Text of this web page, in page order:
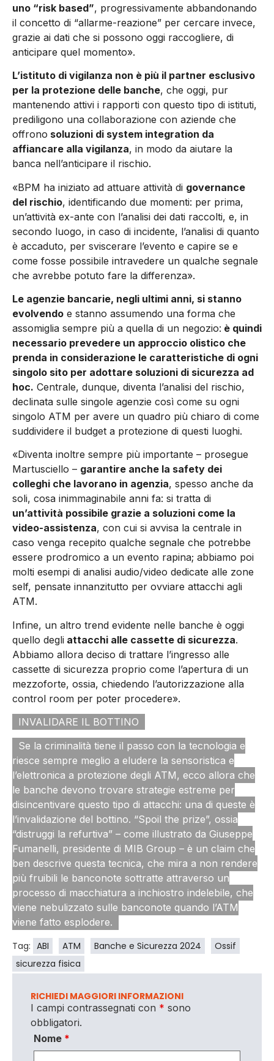
uno “risk based”, progressivamente abbandonando
il concetto di “allarme-reazione” per cercare invece,
grazie ai dati che si possono oggi raccogliere, di
anticipare quel momento».
L’istituto di vigilanza non è più il partner esclusivo
per la protezione delle banche, che oggi, pur
mantenendo attivi i rapporti con questo tipo di istituti,
prediligono una collaborazione con aziende che
offrono soluzioni di system integration da
affiancare alla vigilanza, in modo da aiutare la
banca nell’anticipare il rischio.
«BPM ha iniziato ad attuare attività di governance
del rischio, identificando due momenti: per prima,
un’attività ex-ante con l’analisi dei dati raccolti, e, in
secondo luogo, in caso di incidente, l’analisi di quanto
è accaduto, per sviscerare l’evento e capire se e
come fosse possibile intravedere un qualche segnale
che avrebbe potuto fare la differenza».
Le agenzie bancarie, negli ultimi anni, si stanno
evolvendo e stanno assumendo una forma che
assomiglia sempre più a quella di un negozio: è quindi
necessario prevedere un approccio olistico che
prenda in considerazione le caratteristiche di ogni
singolo sito per adottare soluzioni di sicurezza ad
hoc. Centrale, dunque, diventa l’analisi del rischio,
declinata sulle singole agenzie così come su ogni
singolo ATM per avere un quadro più chiaro di come
suddividere il budget a protezione di questi luoghi.
«Diventa inoltre sempre più importante – prosegue
Martusciello – garantire anche la safety dei
colleghi che lavorano in agenzia, spesso anche da
soli, cosa inimmaginabile anni fa: si tratta di
un’attività possibile grazie a soluzioni come la
video-assistenza, con cui si avvisa la centrale in
caso venga recepito qualche segnale che potrebbe
essere prodromico a un evento rapina; abbiamo poi
molti esempi di analisi audio/video dedicate alle zone
self, pensate innanzitutto per ovviare attacchi agli
ATM.
Infine, un altro trend evidente nelle banche è oggi
quello degli attacchi alle cassette di sicurezza.
Abbiamo allora deciso di trattare l’ingresso alle
cassette di sicurezza proprio come l’apertura di un
mezzoforte, ossia, chiedendo l’autorizzazione alla
control room per poter procedere».
INVALIDARE IL BOTTINO
Se la criminalità tiene il passo con la tecnologia e
riesce sempre meglio a eludere la sensoristica e
l’elettronica a protezione degli ATM, ecco allora che
le banche devono trovare strategie estreme per
disincentivare questo tipo di attacchi: una di queste è
l’invalidazione del bottino. “Spoil the prize”, ossia
“distruggi la refurtiva” – come illustrato da Giuseppe
Fumanelli, presidente di MIB Group – è un claim che
ben descrive questa tecnica, che mira a non rendere
più fruibili le banconote sottratte attraverso un
processo di macchiatura a inchiostro indelebile, che
viene nebulizzato sulle banconote quando l’ATM
viene fatto esplodere.
Tag: ABI ATM Banche e Sicurezza 2024
Ossif
sicurezza fisica
RICHIEDI MAGGIORI INFORMAZIONI
I campi contrassegnati con * sono
obbligatori.
Nome *